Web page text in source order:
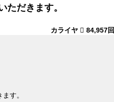
ただきます。
カライヤ
84,957回
す。